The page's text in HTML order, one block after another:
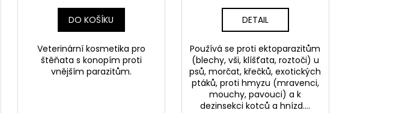
DO KOŠÍKU
Veterinární kosmetika pro
štěňata s konopím proti
vnějším parazitům.
DETAIL
Používá se proti ektoparazitům
(blechy, vši, klíšťata, roztoči) u
psů, morčat, křečků, exotických
ptáků, proti hmyzu (mravenci,
mouchy, pavouci) a k
dezinsekci kotců a hnízd....